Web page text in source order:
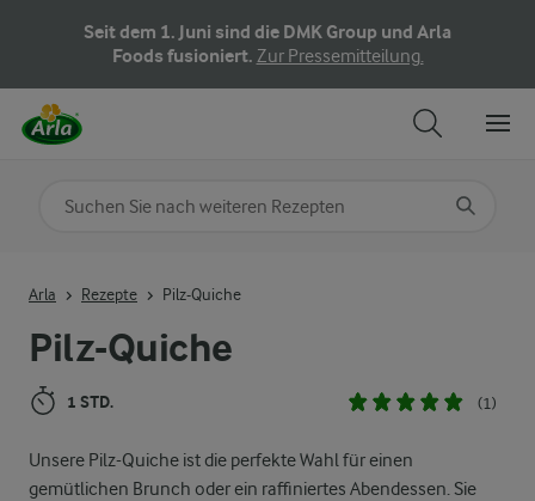
Seit dem 1. Juni sind die DMK Group und Arla
Foods fusioniert. Zur Pressemitteilung.
Pilz-Quiche
1 STD. (1)
Unsere Pilz-Quiche ist die perfekte Wahl für einen
gemütlichen Brunch oder ein raffiniertes Abendessen. Sie
Arla Rezepte Pilz-Quiche
Nach Kategorie suchen